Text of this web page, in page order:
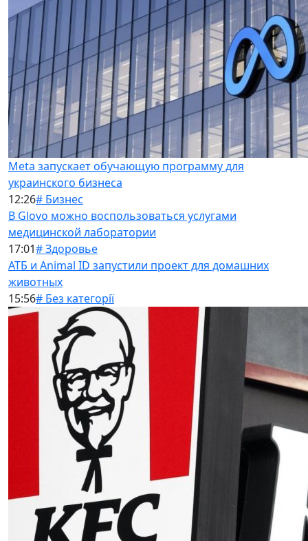
Meta запускает обучающую программу для
украинского бизнеса
12:26# Бизнес
В Glovo можно воспользоваться услугами
медицинской лаборатории
17:01# Здоровье
АТБ и Animal ID запустили проект для домашних
животных
15:56# Без категорії